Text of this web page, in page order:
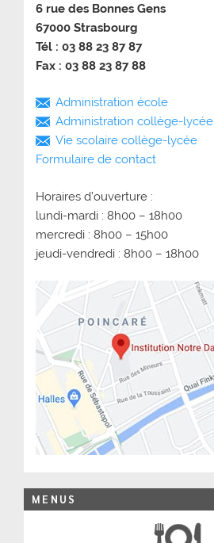
6 rue des Bonnes Gens
67000 Strasbourg
Tél : 03 88 23 87 87
Fax : 03 88 23 87 88
Administration école
Administration collège-lycée
Vie scolaire collège-lycée
Formulaire de contact
Horaires d’ouverture :
lundi-mardi : 8h00 – 18h00
mercredi : 8h00 – 15h00
jeudi-vendredi : 8h00 – 18h00
MENUS